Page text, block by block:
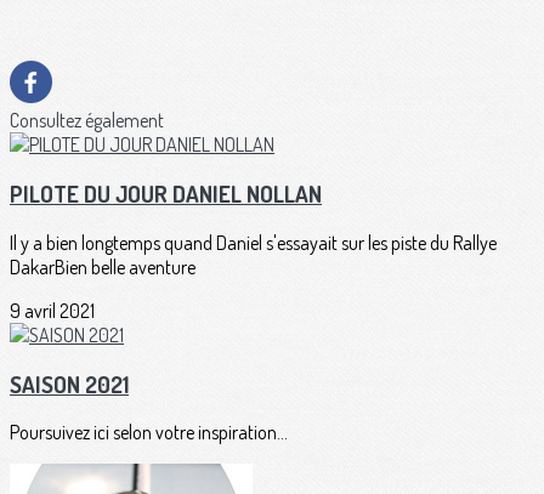
Consultez également
PILOTE DU JOUR DANIEL NOLLAN
Il y a bien longtemps quand Daniel s'essayait sur les piste du Rallye
DakarBien belle aventure
9 avril 2021
SAISON 2021
Poursuivez ici selon votre inspiration...